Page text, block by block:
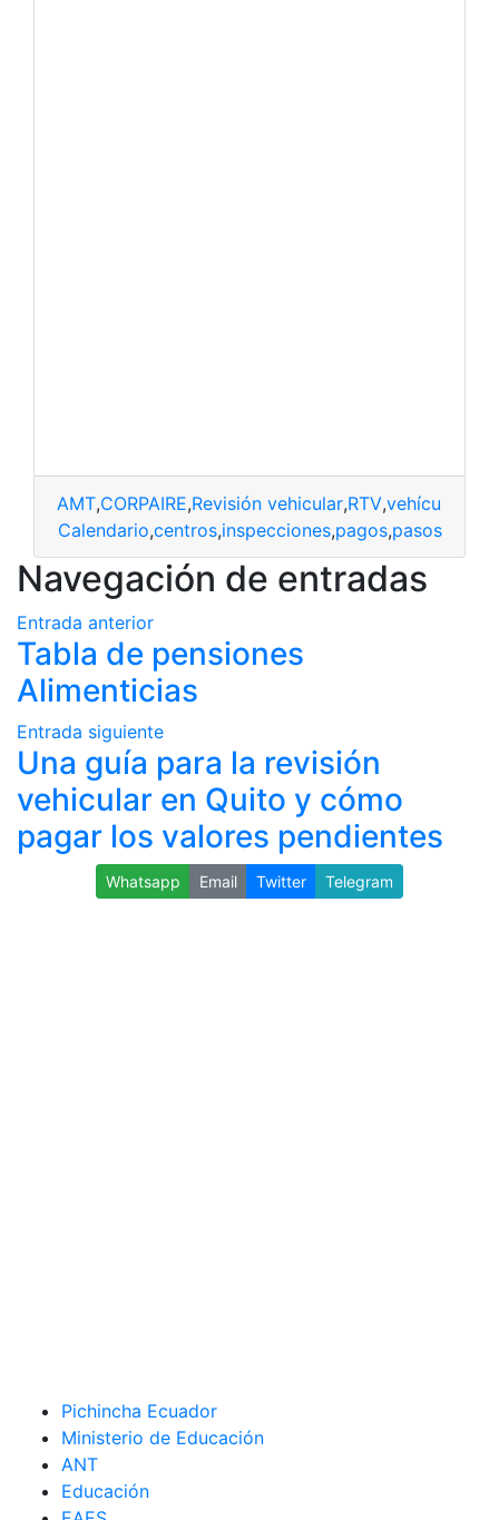
AMT,CORPAIRE,Revisión vehicular,RTV,vehículos
Calendario,centros,inspecciones,pagos,pasos
Navegación de entradas
Entrada anterior
Tabla de pensiones
Alimenticias
Entrada siguiente
Una guía para la revisión
vehicular en Quito y cómo
pagar los valores pendientes
Whatsapp Email Twitter Telegram
Pichincha Ecuador
Ministerio de Educación
ANT
Educación